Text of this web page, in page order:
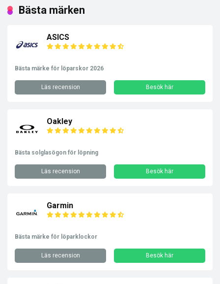
Bästa märken
ASICS
Bästa märke för löparskor 2026
Läs recension Besök här
Oakley
Bästa solglasögon för löpning
Läs recension Besök här
Garmin
Bästa märke för löparklockor
Läs recension Besök här